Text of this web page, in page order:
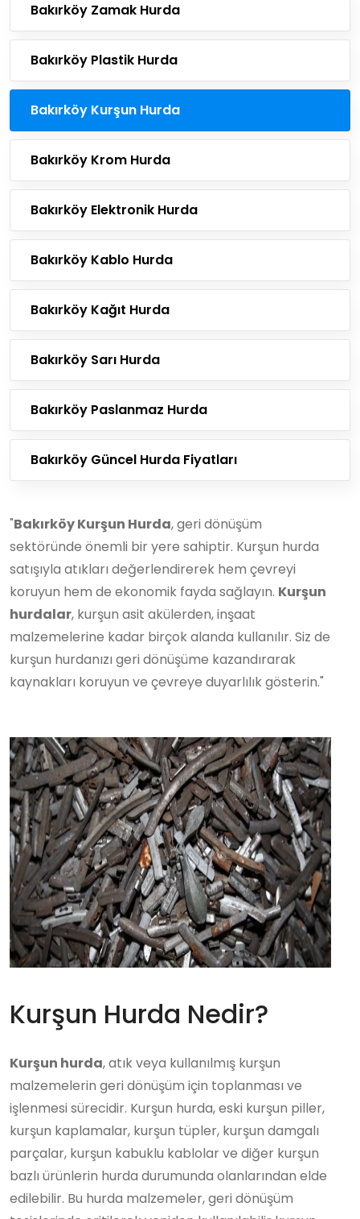
Bakırköy Zamak Hurda
Bakırköy Plastik Hurda
Bakırköy Kurşun Hurda
Bakırköy Krom Hurda
Bakırköy Elektronik Hurda
Bakırköy Kablo Hurda
Bakırköy Kağıt Hurda
Bakırköy Sarı Hurda
Bakırköy Paslanmaz Hurda
Bakırköy Güncel Hurda Fiyatları
"Bakırköy Kurşun Hurda, geri dönüşüm
sektöründe önemli bir yere sahiptir. Kurşun hurda
satışıyla atıkları değerlendirerek hem çevreyi
koruyun hem de ekonomik fayda sağlayın. Kurşun
hurdalar, kurşun asit akülerden, inşaat
malzemelerine kadar birçok alanda kullanılır. Siz de
kurşun hurdanızı geri dönüşüme kazandırarak
kaynakları koruyun ve çevreye duyarlılık gösterin."
Kurşun Hurda Nedir?
Kurşun hurda, atık veya kullanılmış kurşun
malzemelerin geri dönüşüm için toplanması ve
işlenmesi sürecidir. Kurşun hurda, eski kurşun piller,
kurşun kaplamalar, kurşun tüpler, kurşun damgalı
parçalar, kurşun kabuklu kablolar ve diğer kurşun
bazlı ürünlerin hurda durumunda olanlarından elde
edilebilir. Bu hurda malzemeler, geri dönüşüm